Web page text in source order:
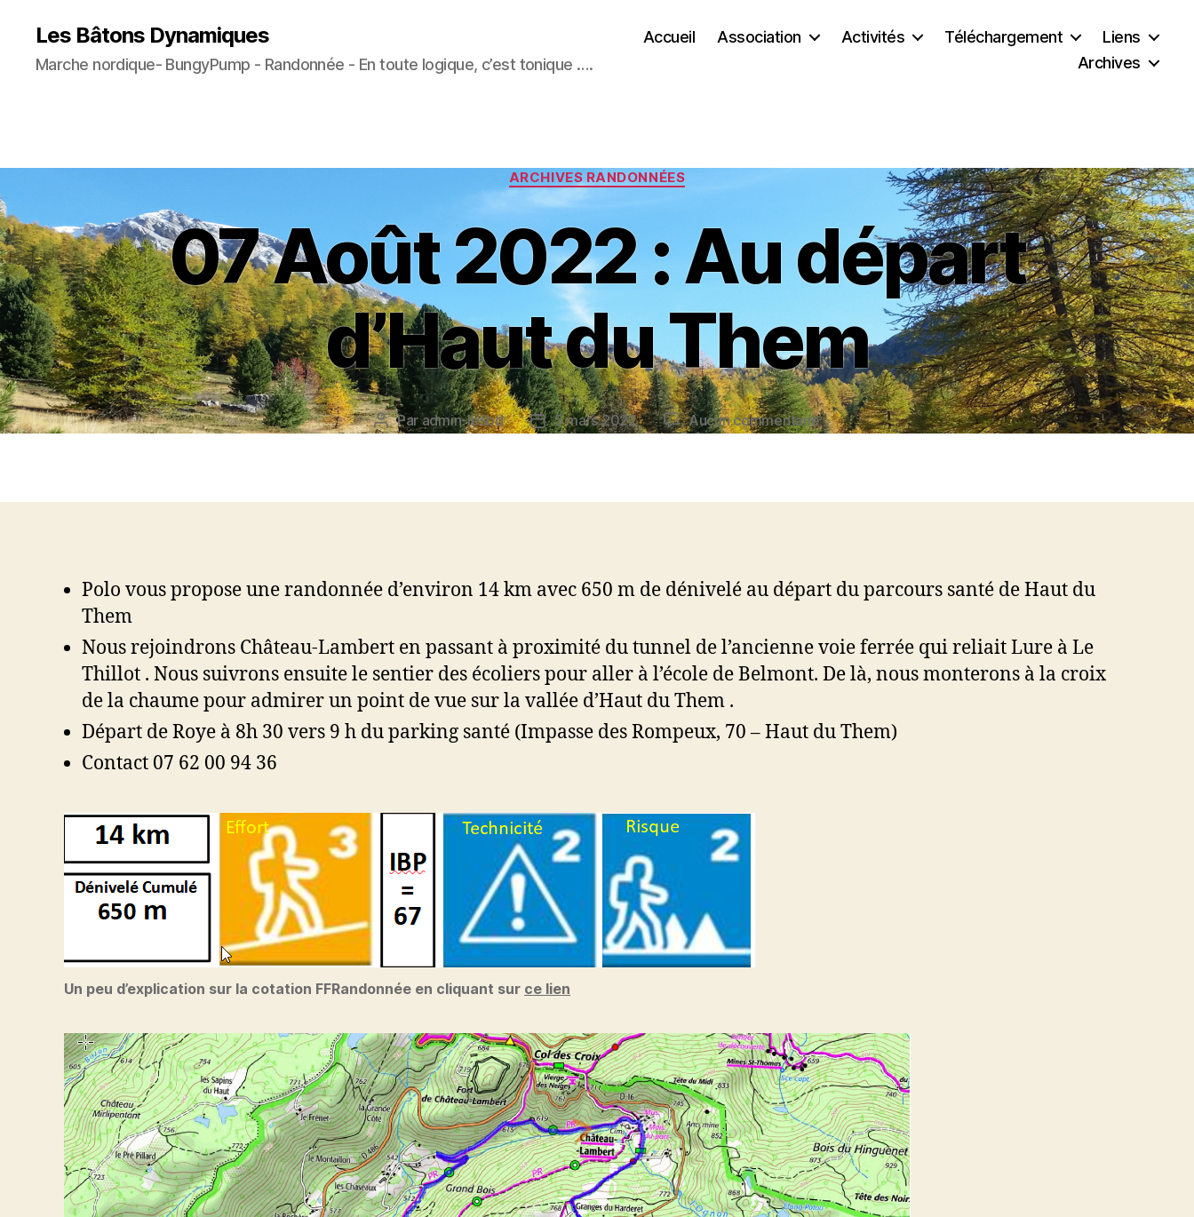
Les Bâtons Dynamiques
Marche nordique- BungyPump - Randonnée - En toute logique, c’est tonique ….
Accueil Association Activités Téléchargement
Liens
Archives
Catégories
ARCHIVES RANDONNÉES
07 Août 2022 : Au départ
d’Haut du Them
Auteur
Paradmin-lesbd
Date5 mars 2022 Aucun commentairesur
:
du
Polo vous propose une randonnée d’environ 14 km avec 650 m de dénivelé au départ du parcours santé de Haut du
Them
Nous rejoindrons Château-Lambert en passant à proximité du tunnel de l’ancienne voie ferrée qui reliait Lure à Le
Thillot . Nous suivrons ensuite le sentier des écoliers pour aller à l’école de Belmont. De là, nous monterons à la croix
de la chaume pour admirer un point de vue sur la vallée d’Haut du Them .
Départ de Roye à 8h 30 vers 9 h du parking santé (Impasse des Rompeux, 70 – Haut du Them)
Contact 07 62 00 94 36
Un peu d’explication sur la cotation FFRandonnée en cliquant sur ce lien